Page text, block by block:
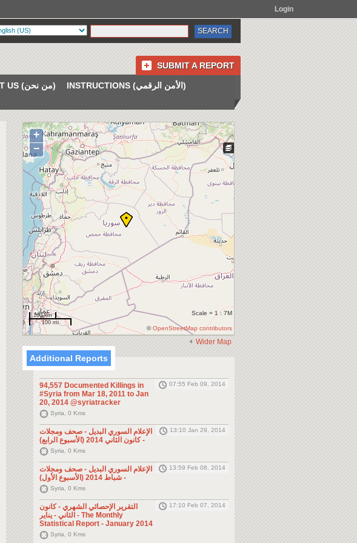
Login
SUBMIT A REPORT
ABOUT US (من نحن)
INSTRUCTIONS (الأمن الرقمي)
+
−
100 km
100 mi
Scale = 1 : 7M
©OpenStreetMap contributors
Wider Map
Additional Reports
94,557 Documented Killings in
#Syria from Mar 18, 2011 to Jan
20, 2014 @syriatracker
07:55 Feb 09, 2014
Syria, 0 Kms
الإعلام السوري البديل - صحف ومجلات
- كانون الثاني 2014 (الأسبوع الرابع)
13:10 Jan 29, 2014
Syria, 0 Kms
الإعلام السوري البديل - صحف ومجلات
- شباط 2014 (الأسبوع الأول)
13:59 Feb 08, 2014
Syria, 0 Kms
التقرير الإحصائي الشهري - كانون
الثاني - يناير - The Monthly
Statistical Report - January 2014
17:10 Feb 07, 2014
Syria, 0 Kms